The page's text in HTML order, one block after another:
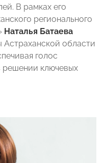
В рамках его
регионального
Наталья Батаева
Астраханской области
голос
решении ключевых